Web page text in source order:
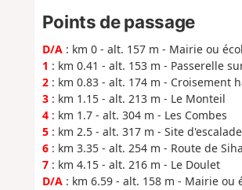
Points de passage
D/A: km 0 - alt. 157 m - Mairie ou
1 : km 0.41 - alt. 153 m - Passerelle
2: km 0.83 - alt. 174 m - Croisement
3: km 1.15 - alt. 213 m - Le Monteil
4: km 1.7 - alt. 304 m - Les Combes
5: km 2.5 - alt. 317 m - Site
6: km 3.35 - alt. 254 m - Route de
7: km 4.15 - alt. 216 m - Le Doulet
D/A: km 6.59 - alt. 158 m - Mairie ou